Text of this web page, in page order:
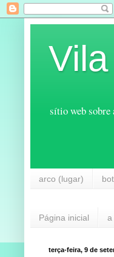
sítio web sobre
arco (lugar)
Página inicial a
terça-feira, 9 de